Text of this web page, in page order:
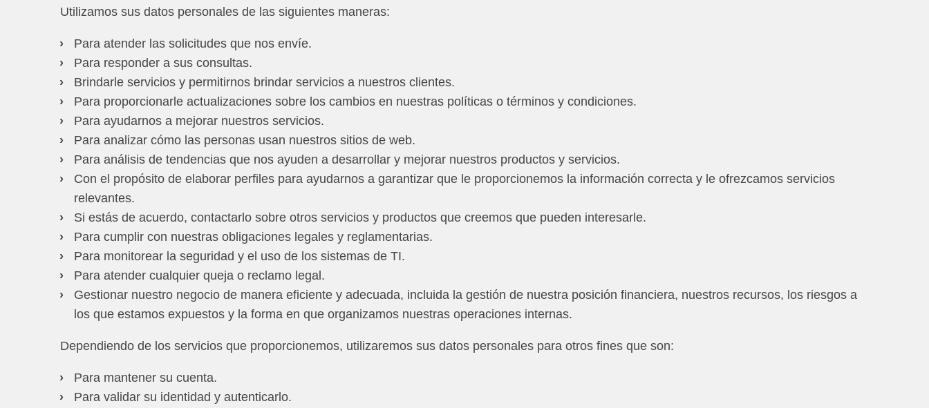
Utilizamos sus datos personales de las siguientes maneras:
Para atender las solicitudes que nos envíe.
Para responder a sus consultas.
Brindarle servicios y permitirnos brindar servicios a nuestros clientes.
Para proporcionarle actualizaciones sobre los cambios en nuestras políticas o términos y condiciones.
Para ayudarnos a mejorar nuestros servicios.
Para analizar cómo las personas usan nuestros sitios de web.
Para análisis de tendencias que nos ayuden a desarrollar y mejorar nuestros productos y servicios.
Con el propósito de elaborar perfiles para ayudarnos a garantizar que le proporcionemos la información correcta y le ofrezcamos servicios
relevantes.
Si estás de acuerdo, contactarlo sobre otros servicios y productos que creemos que pueden interesarle.
Para cumplir con nuestras obligaciones legales y reglamentarias.
Para monitorear la seguridad y el uso de los sistemas de TI.
Para atender cualquier queja o reclamo legal.
Gestionar nuestro negocio de manera eficiente y adecuada, incluida la gestión de nuestra posición financiera, nuestros recursos, los riesgos a
los que estamos expuestos y la forma en que organizamos nuestras operaciones internas.
Dependiendo de los servicios que proporcionemos, utilizaremos sus datos personales para otros fines que son:
Para mantener su cuenta.
Para validar su identidad y autenticarlo.